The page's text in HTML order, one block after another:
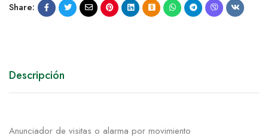
Share:
Descripción
Anunciador de visitas o alarma por movimiento